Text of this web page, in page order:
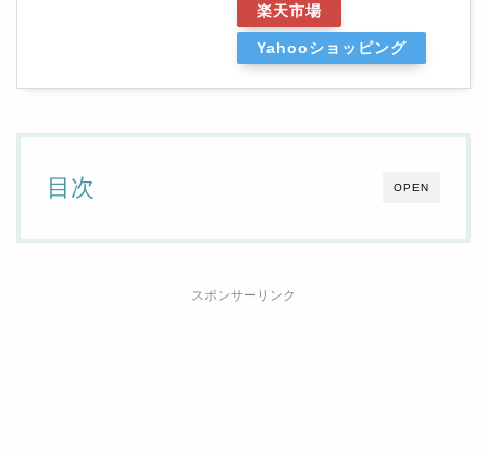
楽天市場
Yahooショッピング
OPEN
目次
スポンサーリンク